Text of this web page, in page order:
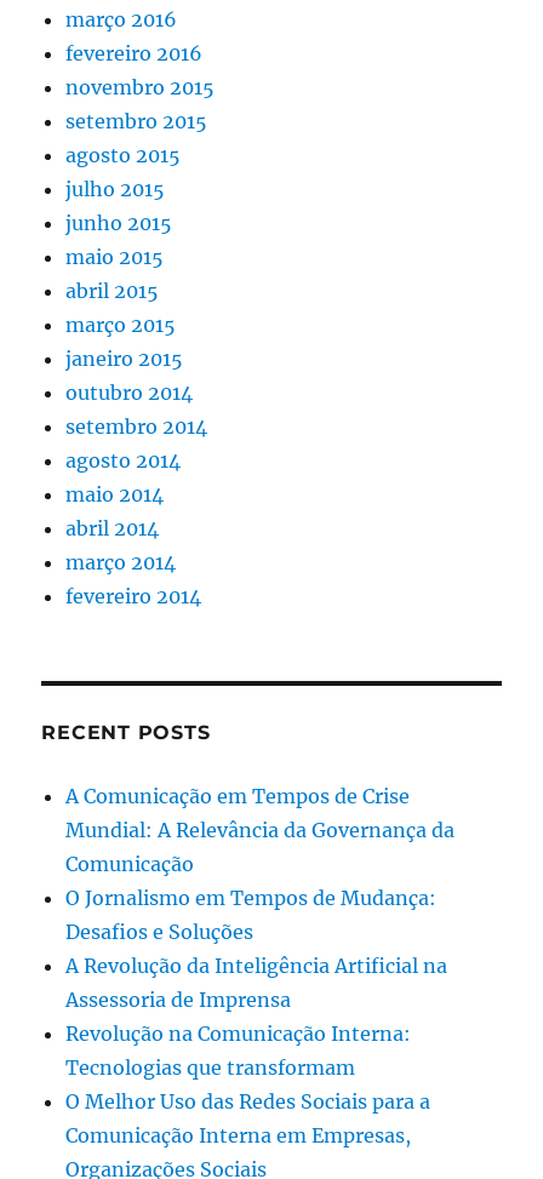
março 2016
fevereiro 2016
novembro 2015
setembro 2015
agosto 2015
julho 2015
junho 2015
maio 2015
abril 2015
março 2015
janeiro 2015
outubro 2014
setembro 2014
agosto 2014
maio 2014
abril 2014
março 2014
fevereiro 2014
RECENT POSTS
A Comunicação em Tempos de Crise
Mundial: A Relevância da Governança da
Comunicação
O Jornalismo em Tempos de Mudança:
Desafios e Soluções
A Revolução da Inteligência Artificial na
Assessoria de Imprensa
Revolução na Comunicação Interna:
Tecnologias que transformam
O Melhor Uso das Redes Sociais para a
Comunicação Interna em Empresas,
Organizações Sociais